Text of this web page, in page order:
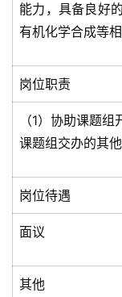
能力，具备良好
有机化学合成等
岗位职责
（1）协助课题
课题组交办的其他
岗位待遇
面议
其他